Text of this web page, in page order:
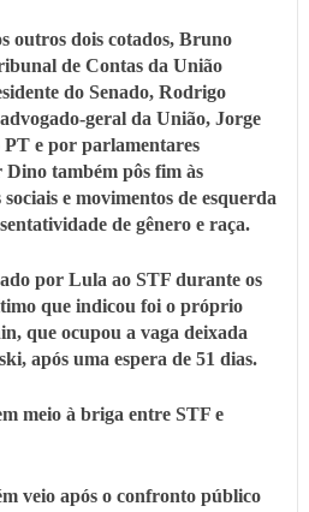
outros dois cotados, Bruno
de Contas da União
do Senado, Rodrigo
geral da União, Jorge
PT e por parlamentares
Dino também pôs fim às
e movimentos de esquerda
de gênero e raça.
por Lula ao STF durante os
que indicou foi o próprio
que ocupou a vaga deixada
após uma espera de 51 dias.
meio à briga entre STF e
veio após o confronto público